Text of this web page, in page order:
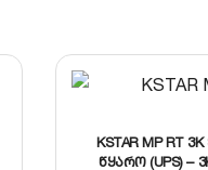
KSTAR MP RT
წყარო (UPS) –